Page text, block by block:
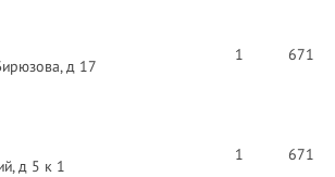
д 17
1 671
д 5 к 1
1 671